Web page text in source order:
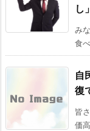
し
み
食
自
復
皆
価